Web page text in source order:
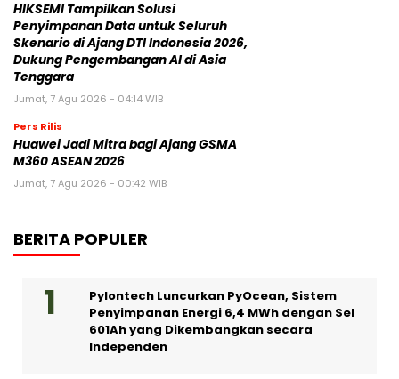
HIKSEMI Tampilkan Solusi
Penyimpanan Data untuk Seluruh
Skenario di Ajang DTI Indonesia 2026,
Dukung Pengembangan AI di Asia
Tenggara
Jumat, 7 Agu 2026 - 04:14 WIB
Pers Rilis
Huawei Jadi Mitra bagi Ajang GSMA
M360 ASEAN 2026
Jumat, 7 Agu 2026 - 00:42 WIB
BERITA POPULER
Pylontech Luncurkan PyOcean, Sistem
Penyimpanan Energi 6,4 MWh dengan Sel
601Ah yang Dikembangkan secara
Independen